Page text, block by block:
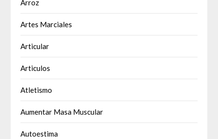
Arroz
Artes Marciales
Articular
Articulos
Atletismo
Aumentar Masa Muscular
Autoestima